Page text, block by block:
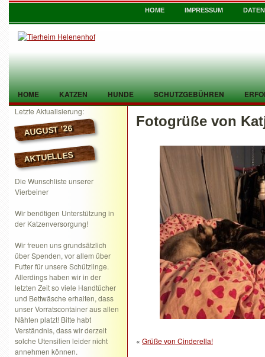
HOME IMPRESSUM
HOME KATZEN HUNDE SCHUTZGEBÜHREN
TIER GEFUNDEN KONTAKT
Letzte Aktualisierung:
AUGUST ’26
AKTUELLES
Die Wunschliste unserer
Vierbeiner
Wir benötigen Unterstützung in
der Katzenversorgung!
Wir freuen uns grundsätzlich
über Spenden, vor allem über
Futter für unsere Schützlinge.
Allerdings haben wir in der
letzten Zeit so viele Handtücher
und Bettwäsche erhalten, dass
unser Vorratscontainer aus allen
Nähten platzt! Bitte habt
Verständnis, dass wir derzeit
solche Utensilien leider nicht
annehmen können.
Fotogrüße von
« Grüße von Cinderella!